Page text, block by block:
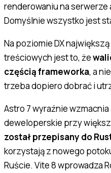
renderowaniu na serwerze
Domyślnie wszystko jest
Na poziomie DX
treściowych jest to, że
częścią frameworka, a
trzeba dopiero dobrać i
Astro 7 wyraźnie
deweloperskie przy
został przepisany do
korzystają z nowego
Ruście. Vite 8 wprowadza